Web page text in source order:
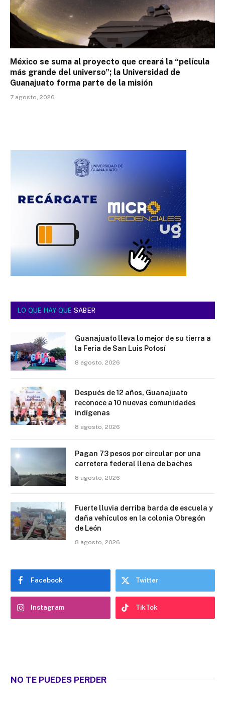
México se suma al proyecto que creará la “película
más grande del universo”; la Universidad de
Guanajuato forma parte de la misión
7 agosto, 2026
LO QUE HAY QUE SABER
Guanajuato lleva lo mejor de su tierra a
la Feria de San Luis Potosí
8 agosto, 2026
Después de 12 años, Guanajuato
reconoce a 10 nuevas comunidades
indígenas
8 agosto, 2026
Pagan 73 pesos por circular por una
carretera federal llena de baches
8 agosto, 2026
Fuerte lluvia derriba barda de escuela y
daña vehículos en la colonia Obregón
de León
8 agosto, 2026
Facebook Twitter
Instagram TikTok
NO TE PUEDES PERDER